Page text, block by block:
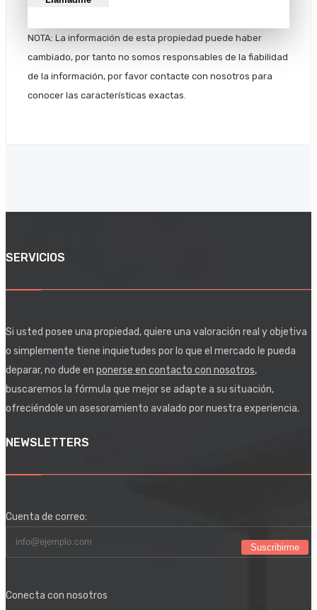
NOTA: La información de esta propiedad puede haber
cambiado, por tanto no somos responsables de la fiabilidad
de la información, por favor contacte con nosotros para
conocer las características exactas.
SERVICIOS
Si usted posee una propiedad, quiere una valoración real y objetiva
o simplemente tiene inquietudes por lo que el mercado le pueda
deparar, no dude en ponerse en contacto con nosotros,
buscaremos la fórmula que mejor se adapte a su situación,
ofreciéndole un asesoramiento avalado por nuestra experiencia.
NEWSLETTERS
Cuenta de correo:
Suscribirme
Conecta con nosotros